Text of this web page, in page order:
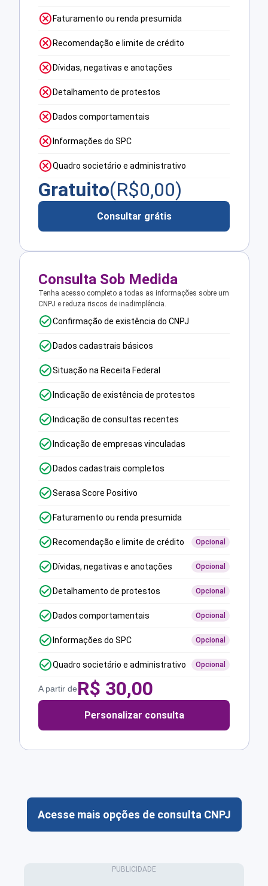
Faturamento ou renda presumida
Recomendação e limite de crédito
Dívidas, negativas e anotações
Detalhamento de protestos
Dados comportamentais
Informações do SPC
Quadro societário e administrativo
Gratuito(R$0,00)
Consultar grátis
Consulta Sob Medida
Tenha acesso completo a todas as informações sobre um
CNPJ e reduza riscos de inadimplência.
Confirmação de existência do CNPJ
Dados cadastrais básicos
Situação na Receita Federal
Indicação de existência de protestos
Indicação de consultas recentes
Indicação de empresas vinculadas
Dados cadastrais completos
Serasa Score Positivo
Faturamento ou renda presumida
Recomendação e limite de crédito Opcional
Dívidas, negativas e anotações Opcional
Detalhamento de protestos Opcional
Dados comportamentais Opcional
Informações do SPC Opcional
Quadro societário e administrativo Opcional
A partir deR$ 30,00
Personalizar consulta
Acesse mais opções de consulta CNPJ